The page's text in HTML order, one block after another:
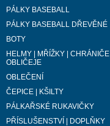
PÁLKY BASEBALL
PÁLKY BASEBALL DŘEVĚNÉ
BOTY
HELMY | MŘÍŽKY | CHRÁNIČE
OBLIČEJE
OBLEČENÍ
ČEPICE | KŠILTY
PÁLKAŘSKÉ RUKAVIČKY
PŘÍSLUŠENSTVÍ | DOPLŇKY